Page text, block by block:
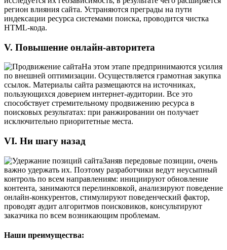
регион влияния сайта. Устраняются преграды на пути
индексации ресурса системами поиска, проводится чистка
HTML-кода.
V. Повышение онлайн-авторитета
На этом этапе предпринимаются усилия
по внешней оптимизации. Осуществляется грамотная закупка
ссылок. Материалы сайта размещаются на источниках,
пользующихся доверием интернет-аудитории. Все это
способствует стремительному продвижению ресурса в
поисковых результатах: при ранжировании он получает
исключительно приоритетные места.
VI. Ни шагу назад
Заняв передовые позиции, очень
важно удержать их. Поэтому разработчики ведут неусыпный
контроль по всем направлениям: инициируют обновление
контента, занимаются перелинковкой, анализируют поведение
онлайн-конкурентов, стимулируют поведенческий фактор,
проводят аудит алгоритмов поисковиков, консультируют
заказчика по всем возникающим проблемам.
Наши преимущества: